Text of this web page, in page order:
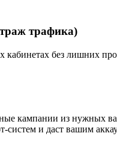
трафика)
кабинетах без лишних
кампании из нужных
систем и даст вашим